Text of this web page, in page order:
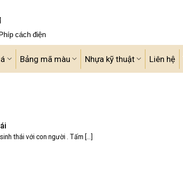
cách điện
Bảng mã màu Nhựa kỹ thuật Liên hệ
thái với con người . Tấm [...]